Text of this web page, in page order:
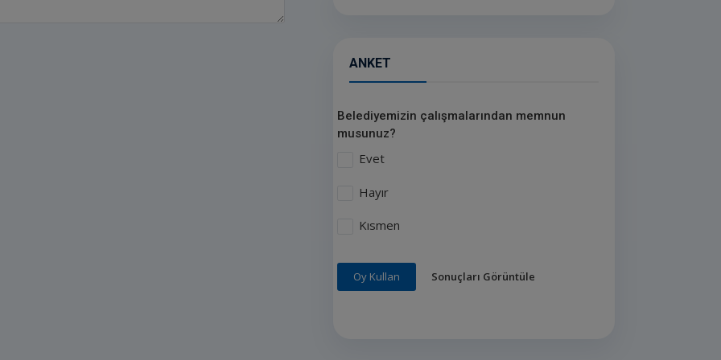
ANKET
Belediyemizin çalışmalarından memnun
musunuz?
Evet
Hayır
Kısmen
Oy Kullan Sonuçları Görüntüle